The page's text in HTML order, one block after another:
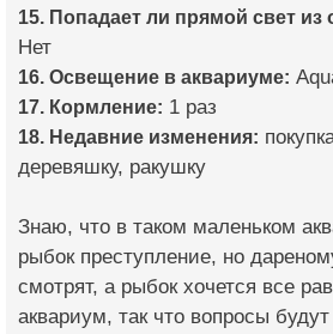
15. Попадает ли прямой свет из
Нет
16. Освещение в аквариуме:
17. Кормление: 1 раз
18. Недавние изменения:
деревяшку, ракушку
Знаю, что в таком маленьком
рыбок преступление, но
смотрят, а рыбок хочется все
аквариум, так что вопросы